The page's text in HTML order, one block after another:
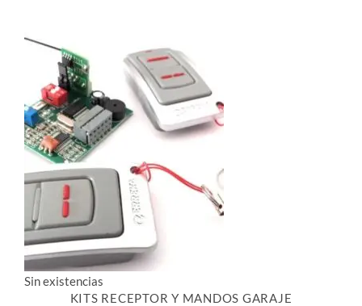
Sin existencias
KITS RECEPTOR Y MANDOS GARAJE